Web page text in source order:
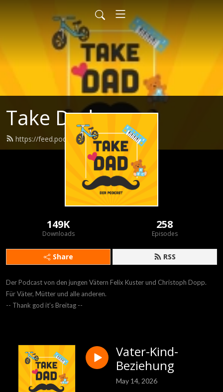
Take Dad
https://feed.podbean.com/takedad/feed.xml
149K
Downloads
258
Episodes
Share RSS
Der Podcast von den jungen Vätern Felix Kuster und Christoph Dopp.
Für Väter, Mütter und alle anderen.
-- Thank god it’s Breitag --
Vater-Kind-
Beziehung
May 14, 2026